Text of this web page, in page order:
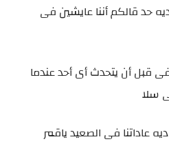
حد قالكم أننا عايشين فى
قبل أن يتحدث أى أحد عندما
سلا
عاداتنا فى الصعيد ياقمر